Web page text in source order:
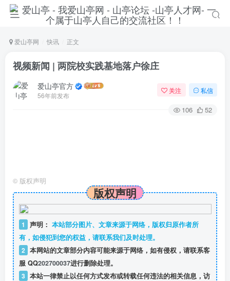
爱山亭网 快讯 正文
视频新闻 | 两院校实践基地落户徐庄
爱山亭官方
56年前发布
关注 私信
106 52
© 版权声明
版权声明
1 声明： 本站部分图片、文章来源于网络，版权归原作者所
有，如侵犯到您的权益，请联系我们及时处理。
2 本网站的文章部分内容可能来源于网络，如有侵权，请联系客
服 QQ202700037进行删除处理。
3 本站一律禁止以任何方式发布或转载任何违法的相关信息，访